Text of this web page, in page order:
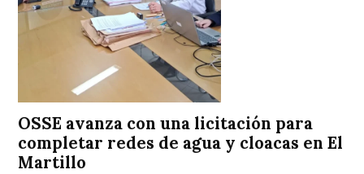
OSSE avanza con una licitación para
completar redes de agua y cloacas en El
Martillo